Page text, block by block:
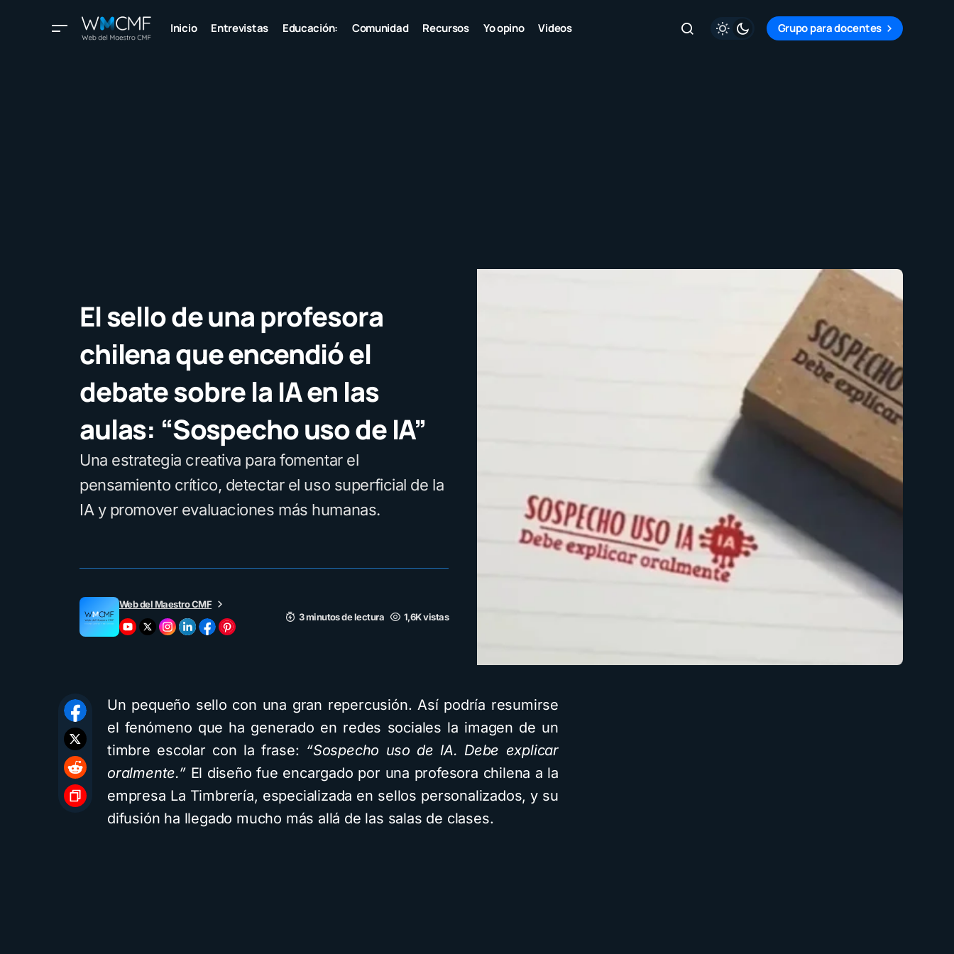
Inicio Entrevistas Educación: Comunidad Recursos Yo opino Videos Grupo para docentes
El sello de una profesora
chilena que encendió el
debate sobre la IA en las
aulas: “Sospecho uso de IA”
Una estrategia creativa para fomentar el
pensamiento crítico, detectar el uso superficial de la
IA y promover evaluaciones más humanas.
Web del Maestro CMF
3 minutos de lectura
1,6K vistas
Un pequeño sello con una gran repercusión. Así podría resumirse
el fenómeno que ha generado en redes sociales la imagen de un
timbre escolar con la frase: “Sospecho uso de IA. Debe explicar
oralmente.”El diseño fue encargado por una profesora chilena a la
empresa La Timbrería, especializada en sellos personalizados, y su
difusión ha llegado mucho más allá de las salas de clases.